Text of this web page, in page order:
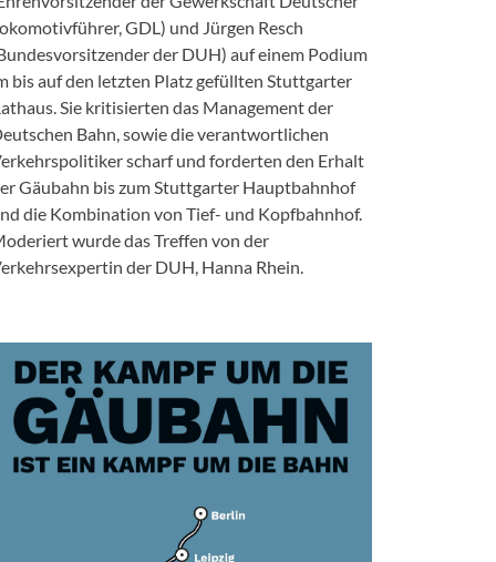
GDL) und Jürgen Resch
der DUH) auf einem Podium
bis auf den letzten Platz gefüllten Stuttgarter
Sie kritisierten das Management der
Bahn, sowie die verantwortlichen
scharf und forderten den Erhalt
Gäubahn bis zum Stuttgarter Hauptbahnhof
die Kombination von Tief- und Kopfbahnhof.
wurde das Treffen von der
der DUH, Hanna Rhein.